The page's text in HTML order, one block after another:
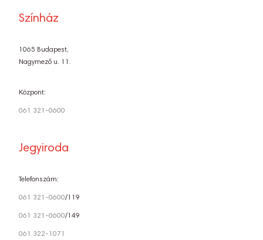
Színház
1065 Budapest,
Nagymező u. 11.
Központ:
061 321-0600
Jegyiroda
Telefonszám:
061 321-0600/119
061 321-0600/149
061 322-1071